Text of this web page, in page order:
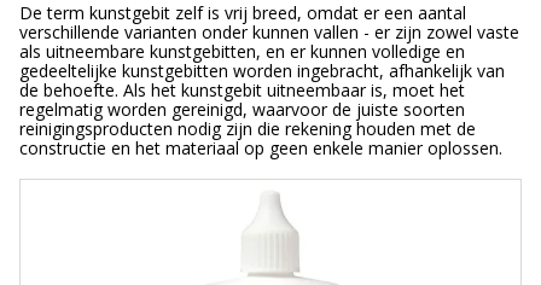
De term kunstgebit zelf is vrij breed, omdat er een aantal
verschillende varianten onder kunnen vallen - er zijn zowel vaste
als uitneembare kunstgebitten, en er kunnen volledige en
gedeeltelijke kunstgebitten worden ingebracht, afhankelijk van
de behoefte. Als het kunstgebit uitneembaar is, moet het
regelmatig worden gereinigd, waarvoor de juiste soorten
reinigingsproducten nodig zijn die rekening houden met de
constructie en het materiaal op geen enkele manier oplossen.